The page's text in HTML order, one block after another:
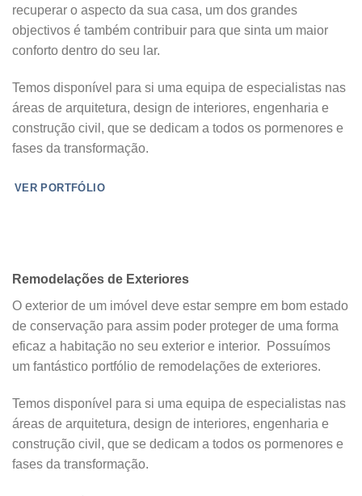
recuperar o aspecto da sua casa, um dos grandes
objectivos é também contribuir para que sinta um maior
conforto dentro do seu lar.
Temos disponível para si uma equipa de especialistas nas
áreas de arquitetura, design de interiores, engenharia e
construção civil, que se dedicam a todos os pormenores e
fases da transformação.
VER PORTFÓLIO
Remodelações de Exteriores
O exterior de um imóvel deve estar sempre em bom estado
de conservação para assim poder proteger de uma forma
eficaz a habitação no seu exterior e interior. Possuímos
um fantástico portfólio de remodelações de exteriores.
Temos disponível para si uma equipa de especialistas nas
áreas de arquitetura, design de interiores, engenharia e
construção civil, que se dedicam a todos os pormenores e
fases da transformação.